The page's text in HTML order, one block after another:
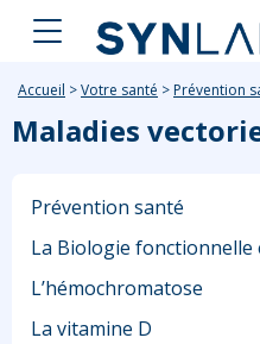
Accueil >Votre santé > Prévention
Maladies
Prévention santé
La Biologie
L’hémochromatose
La vitamine D